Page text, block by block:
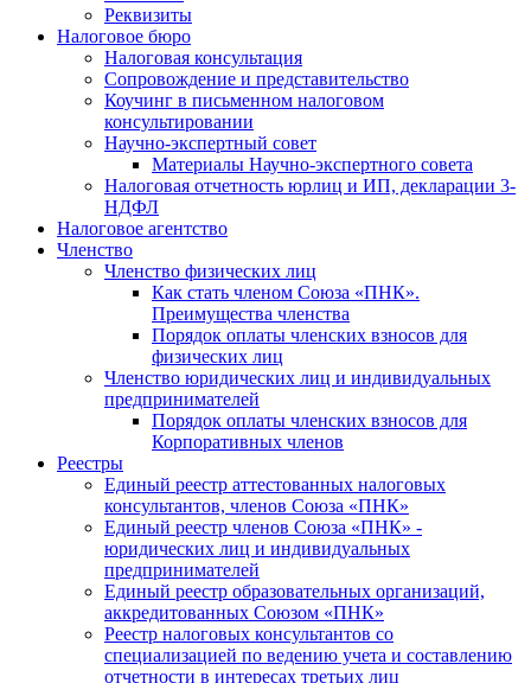
Реквизиты
Налоговое бюро
Налоговая консультация
Cопровождение и представительство
Коучинг в письменном налоговом
консультировании
Научно-экспертный совет
Материалы Научно-экспертного совета
Налоговая отчетность юрлиц и ИП, декларации 3-
НДФЛ
Налоговое агентство
Членство
Членство физических лиц
Как стать членом Союза «ПНК».
Преимущества членства
Порядок оплаты членских взносов для
физических лиц
Членство юридических лиц и индивидуальных
предпринимателей
Порядок оплаты членских взносов для
Корпоративных членов
Реестры
Единый реестр аттестованных налоговых
консультантов, членов Союза «ПНК»
Единый реестр членов Союза «ПНК» -
юридических лиц и индивидуальных
предпринимателей
Единый реестр образовательных организаций,
аккредитованных Союзом «ПНК»
Реестр налоговых консультантов со
специализацией по ведению учета и составлению
отчетности в интересах третьих лиц